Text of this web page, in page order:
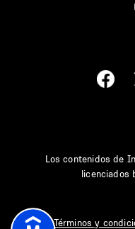
Los contenidos de
licenciados
Términos y